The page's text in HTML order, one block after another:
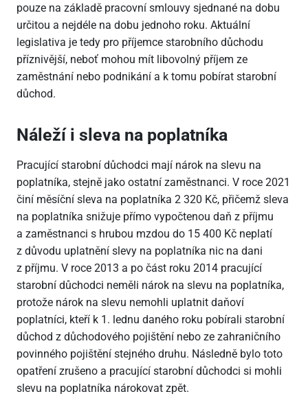
pouze na základě pracovní smlouvy sjednané na dobu
určitou a nejdéle na dobu jednoho roku. Aktuální
legislativa je tedy pro příjemce starobního důchodu
příznivější, neboť mohou mít libovolný příjem ze
zaměstnání nebo podnikání a k tomu pobírat starobní
důchod.
Náleží i sleva na poplatníka
Pracující starobní důchodci mají nárok na slevu na
poplatníka, stejně jako ostatní zaměstnanci. V roce 2021
činí měsíční sleva na poplatníka 2 320 Kč, přičemž sleva
na poplatníka snižuje přímo vypočtenou daň z příjmu
a zaměstnanci s hrubou mzdou do 15 400 Kč neplatí
z důvodu uplatnění slevy na poplatníka nic na dani
z příjmu. V roce 2013 a po část roku 2014 pracující
starobní důchodci neměli nárok na slevu na poplatníka,
protože nárok na slevu nemohli uplatnit daňoví
poplatníci, kteří k 1. lednu daného roku pobírali starobní
důchod z důchodového pojištění nebo ze zahraničního
povinného pojištění stejného druhu. Následně bylo toto
opatření zrušeno a pracující starobní důchodci si mohli
slevu na poplatníka nárokovat zpět.